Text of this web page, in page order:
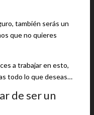
también serás un
que no quieres
a trabajar en esto,
todo lo que deseas…
de ser un